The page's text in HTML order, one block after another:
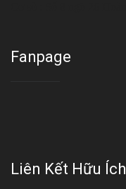
Fanpage
Liên Kết Hữu Ích